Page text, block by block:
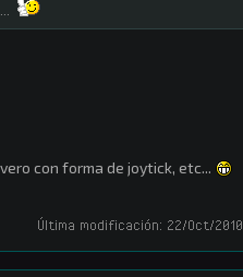
con forma de joytick, etc...
Última modificación: 22/Oct/2010